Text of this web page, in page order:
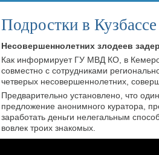
Подростки в
Несовершеннолетних злодеев
Как информирует ГУ МВД КО, в
совместно с сотрудниками
четверых несовершеннолетних,
Предварительно установлено, что
предложение анонимного куратора,
заработать деньги нелегальным
вовлек троих знакомых.